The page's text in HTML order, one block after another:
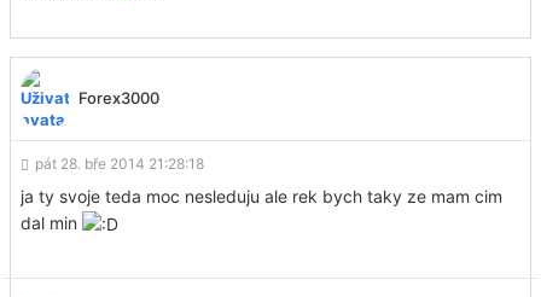
Forex3000
pát 28. bře 2014 21:28:18
ja ty svoje teda moc nesleduju ale rek bych taky ze mam cim
dal min